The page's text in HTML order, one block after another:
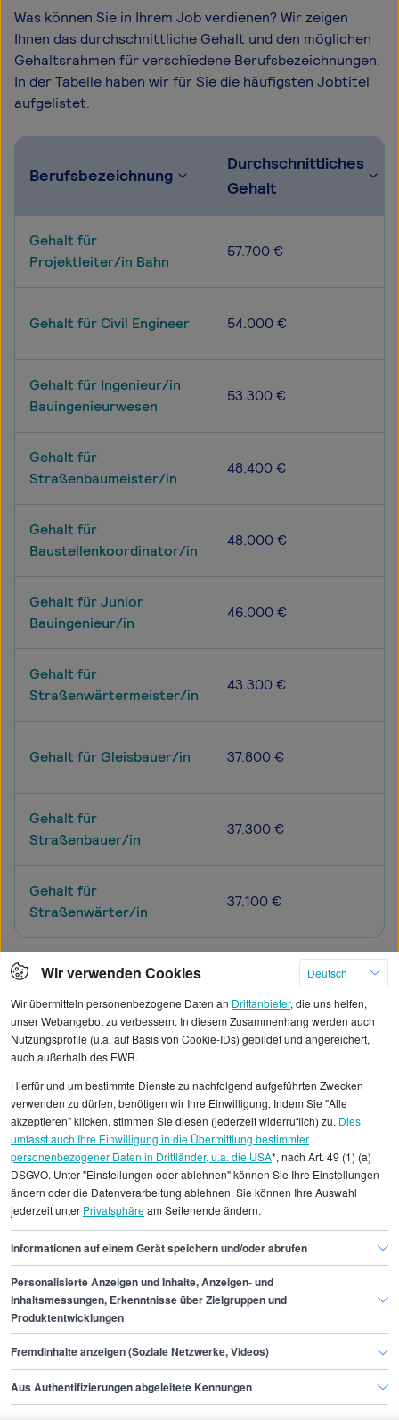
Was können Sie in Ihrem Job verdienen? Wir zeigen
Ihnen das durchschnittliche Gehalt und den möglichen
Gehaltsrahmen für verschiedene Berufsbezeichnungen.
In der Tabelle haben wir für Sie die häufigsten Jobtitel
aufgelistet.
Berufsbezeichnung
Durchschnittliches
Gehalt
Gehalt für
Projektleiter/in Bahn
57.700 €
Gehalt für Civil Engineer 54.000 €
Gehalt für Ingenieur/in
Bauingenieurwesen
53.300 €
Gehalt für
Straßenbaumeister/in
48.400 €
Gehalt für
Baustellenkoordinator/in
48.000 €
Gehalt für Junior
Bauingenieur/in
46.000 €
Gehalt für
Straßenwärtermeister/in
43.300 €
Gehalt für Gleisbauer/in 37.800 €
Gehalt für
Straßenbauer/in
37.300 €
Gehalt für
Straßenwärter/in
37.100 €
Mehr
statistischen Erhebungen durch StepStone. Es sind
Durchschnittswerte und die Angaben können nicht
einzelnen Stellenangeboten zugeordnet werden.
Gehaltsinformationen
Bauwesen
Signaltechniker/in
Signaltechniker/in München
Finde den Job,
der zu dir passt.
Wir verwenden Cookies
Deutsch
Wir übermitteln personenbezogene Daten an Drittanbieter, die uns helfen,
unser Webangebot zu verbessern. In diesem Zusammenhang werden auch
Nutzungsprofile (u.a. auf Basis von Cookie-IDs) gebildet und angereichert,
auch außerhalb des EWR.
Hierfür und um bestimmte Dienste zu nachfolgend aufgeführten Zwecken
verwenden zu dürfen, benötigen wir Ihre Einwilligung. Indem Sie "Alle
akzeptieren" klicken, stimmen Sie diesen (jederzeit widerruflich) zu. Dies
umfasst auch Ihre Einwilligung in die Übermittlung bestimmter
personenbezogener Daten in Drittländer, u.a. die USA*, nach Art. 49 (1) (a)
DSGVO. Unter "Einstellungen oder ablehnen" können Sie Ihre Einstellungen
ändern oder die Datenverarbeitung ablehnen. Sie können Ihre Auswahl
jederzeit unter Privatsphäream Seitenende ändern.
Informationen auf einem Gerät speichern und/oder abrufen
Personalisierte Anzeigen und Inhalte, Anzeigen- und
Inhaltsmessungen, Erkenntnisse über Zielgruppen und
Produktentwicklungen
Fremdinhalte anzeigen (Soziale Netzwerke, Videos)
Aus Authentifizierungen abgeleitete Kennungen